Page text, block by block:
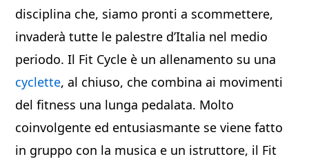
disciplina che, siamo pronti a scommettere,
invaderà tutte le palestre d’Italia nel medio
periodo. Il Fit Cycle è un allenamento su una
cyclette, al chiuso, che combina ai movimenti
del fitness una lunga pedalata. Molto
coinvolgente ed entusiasmante se viene fatto
in gruppo con la musica e un istruttore, il Fit